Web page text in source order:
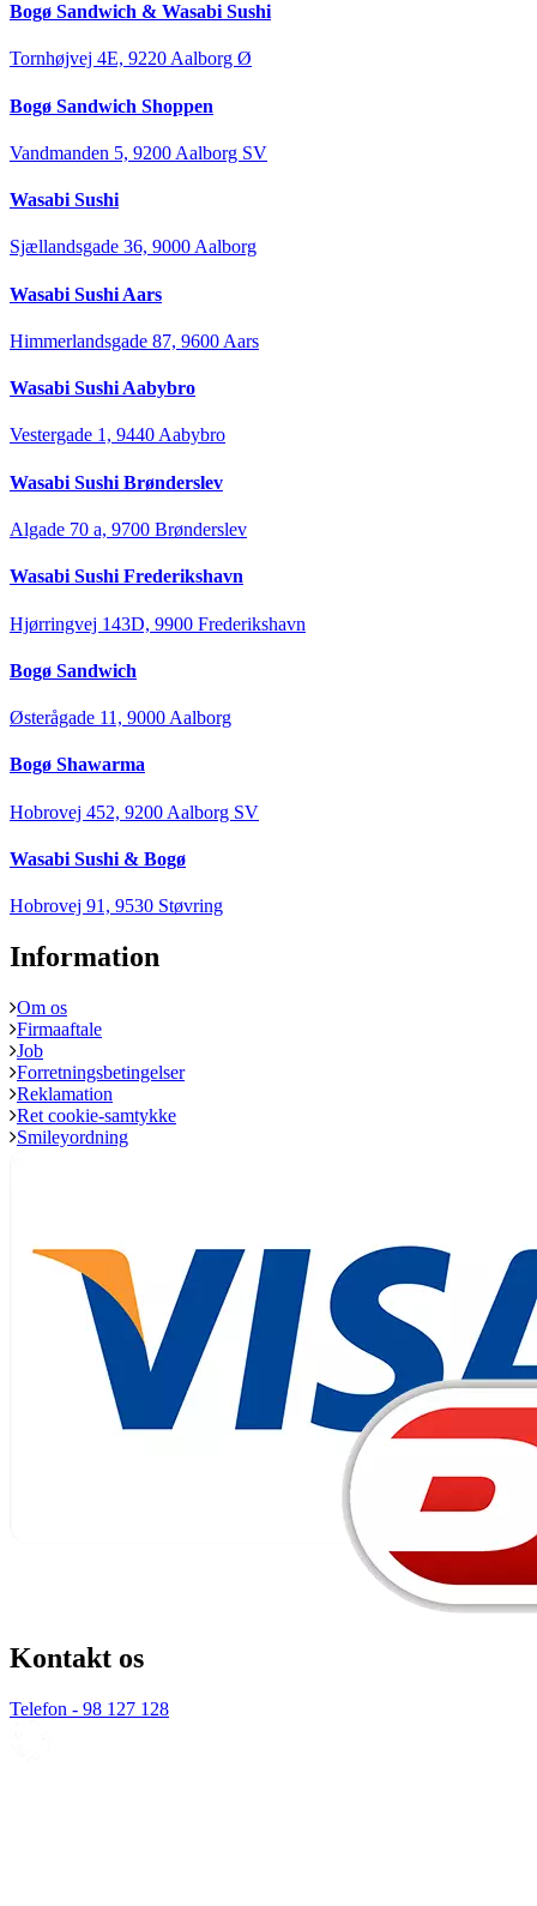
Bogø Sandwich & Wasabi Sushi
Tornhøjvej 4E, 9220 Aalborg Ø
Bogø Sandwich Shoppen
Vandmanden 5, 9200 Aalborg SV
Wasabi Sushi
Sjællandsgade 36, 9000 Aalborg
Wasabi Sushi Aars
Himmerlandsgade 87, 9600 Aars
Wasabi Sushi Aabybro
Vestergade 1, 9440 Aabybro
Wasabi Sushi Brønderslev
Algade 70 a, 9700 Brønderslev
Wasabi Sushi Frederikshavn
Hjørringvej 143D, 9900 Frederikshavn
Bogø Sandwich
Østerågade 11, 9000 Aalborg
Bogø Shawarma
Hobrovej 452, 9200 Aalborg SV
Wasabi Sushi & Bogø
Hobrovej 91, 9530 Støvring
Information
Om os
Firmaaftale
Job
Forretningsbetingelser
Reklamation
Ret cookie-samtykke
Smileyordning
Kontakt os
Telefon - 98 127 128